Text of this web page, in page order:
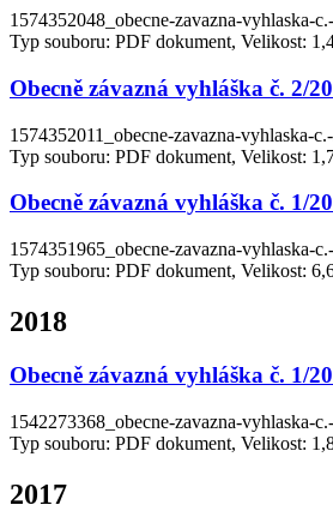
1574352048_obecne-zavazna-vyhlaska-
Typ souboru: PDF dokument, Velikost:
Obecně závazná vyhláška č. 2/
1574352011_obecne-zavazna-vyhlaska-
Typ souboru: PDF dokument, Velikost:
Obecně závazná vyhláška č. 1/
1574351965_obecne-zavazna-vyhlaska-
Typ souboru: PDF dokument, Velikost:
2018
Obecně závazná vyhláška č. 1/
1542273368_obecne-zavazna-vyhlaska-
Typ souboru: PDF dokument, Velikost:
2017